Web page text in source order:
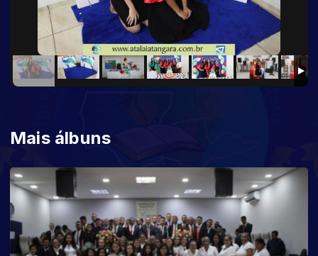
Mais álbuns